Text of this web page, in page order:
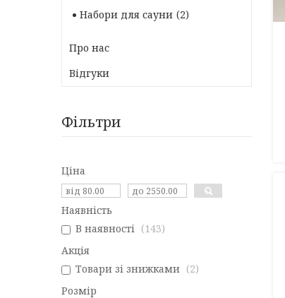
Набори для сауни 2
Про нас
Відгуки
Фільтри
Ціна
Наявність
В наявності
143
Акція
Товари зі знижками
2
Розмір